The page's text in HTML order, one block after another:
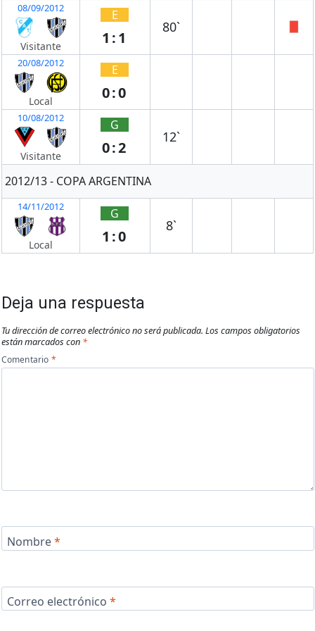
08/09/2012
Visitante
E
1:1
80`
20/08/2012
Local
E
0:0
10/08/2012
Visitante
G
0:2
12`
2012/13 - COPA ARGENTINA
14/11/2012
Local
G
1:0
8`
Deja una respuesta
Tu dirección de correo electrónico no será publicada. Los campos obligatorios
están marcados con *
Comentario *
Nombre*
Correo electrónico *